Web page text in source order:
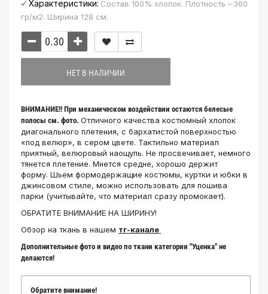
Характеристики: Состав 100% хлопок. Плотность ~360
гр/м2. Ширина 128 см.
НЕТ В НАЛИЧИИ
ВНИМАНИЕ!! При механическом воздействии остаются белесые
полосы см. фото. Отличного качества костюмный хлопок
диагонального плетения, с бархатистой поверхностью
«под велюр», в сером цвете. Тактильно материал
приятный, велюровый наощупь. Не просвечивает, немного
тянется плетение. Мнется средне, хорошо держит
форму. Шьем формодержащие костюмы, куртки и юбки в
джинсовом стиле, можно использовать для пошива
парки (учитывайте, что материал сразу промокает).
ОБРАТИТЕ ВНИМАНИЕ НА ШИРИНУ!
Обзор на ткань в нашем тг-канале
Дополнительные фото и видео по ткани категории "Уценка" не
делаются!
Обратите внимание!